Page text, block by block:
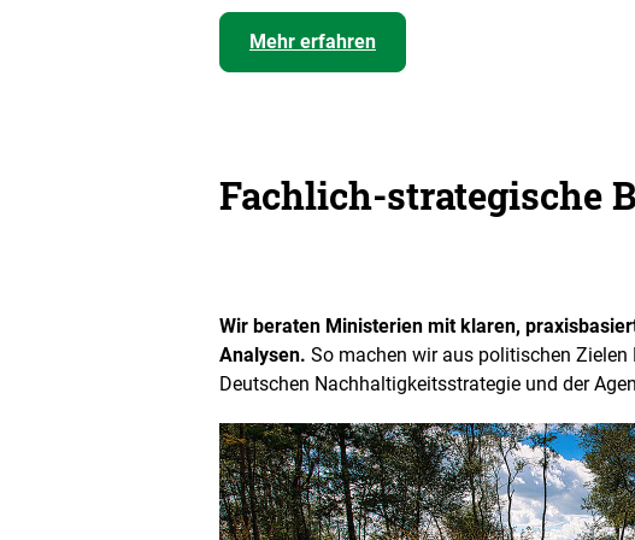
Mehr erfahren
Fachlich-strategische
Wir beraten Ministerien mit klaren,
Analysen. So machen wir aus politischen
Deutschen Nachhaltigkeitsstrategie und der